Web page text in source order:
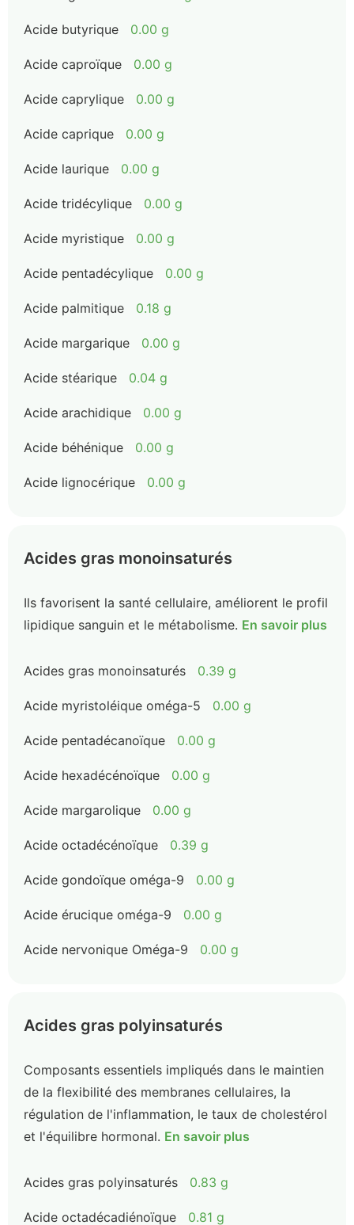
Acide butyrique 0.00 g
Acide caproïque 0.00 g
Acide caprylique 0.00 g
Acide caprique 0.00 g
Acide laurique 0.00 g
Acide tridécylique 0.00 g
Acide myristique 0.00 g
Acide pentadécylique 0.00 g
Acide palmitique 0.18 g
Acide margarique 0.00 g
Acide stéarique 0.04 g
Acide arachidique 0.00 g
Acide béhénique 0.00 g
Acide lignocérique 0.00 g
Acides gras monoinsaturés
Ils favorisent la santé cellulaire, améliorent le profil
lipidique sanguin et le métabolisme. En savoir plus
Acides gras monoinsaturés 0.39 g
Acide myristoléique oméga-5 0.00 g
Acide pentadécanoïque 0.00 g
Acide hexadécénoïque 0.00 g
Acide margarolique 0.00 g
Acide octadécénoïque 0.39 g
Acide gondoïque oméga-9 0.00 g
Acide érucique oméga-9 0.00 g
Acide nervonique Oméga-9 0.00 g
Acides gras polyinsaturés
Composants essentiels impliqués dans le maintien
de la flexibilité des membranes cellulaires, la
régulation de l'inflammation, le taux de cholestérol
et l'équilibre hormonal. En savoir plus
Acides gras polyinsaturés 0.83 g
Acide octadécadiénoïque 0.81 g